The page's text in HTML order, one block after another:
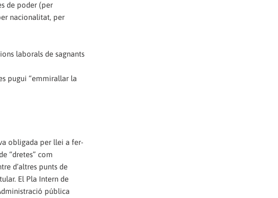
de poder (per
nacionalitat, per
laborals de sagnants
pugui “emmirallar la
obligada per llei a fer-
“dretes” com
d’altres punts de
El Pla Intern de
pública